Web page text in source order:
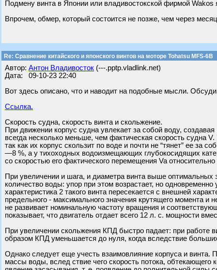
Подмену винта в Японии или владивостокской фирмой Wakos
Впрочем, обмер, который состоится не позже, чем через
Re: Сравнение китайского и японского винтов на моторе Tohatsu MFS-6B
Автор: Антон Владивосток (---.pptp.vladlink.net)
Дата: 09-10-23 22:40
Вот здесь описано, что и наводит на подобные мысли.
Ссылка.
Скорость судна, скорость винта и скольжение.
При движении корпус судна увлекает за собой воду,
всегда несколько меньше, чем фактическая скорость судна
так как их корпус скользит по воде и почти не “тянет” ее за
—8 %, а у тихоходных водоизмещающих глубокосидящих
со скоростью его фактического перемещения Va
При увеличении и шага, и диаметра винта выше
количество воды: упор при этом возрастает, но
характеристика 2 такого винта пересекается с внешней
предельного - максимального значения крутящего момента и
не развивает номинальную частоту вращения и
показывает, что двигатель отдает всего 12 л. с. мощности
При увеличении скольжения КПД быстро падает: при
образом КПД уменьшается до нуля, когда вследствие
Однако следует еще учесть взаимовлияние корпуса и винта.
массы воды, вслед ствие чего скорость потока,